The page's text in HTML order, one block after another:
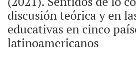
discusión teórica y en
educativas en cinco
latinoamericanos